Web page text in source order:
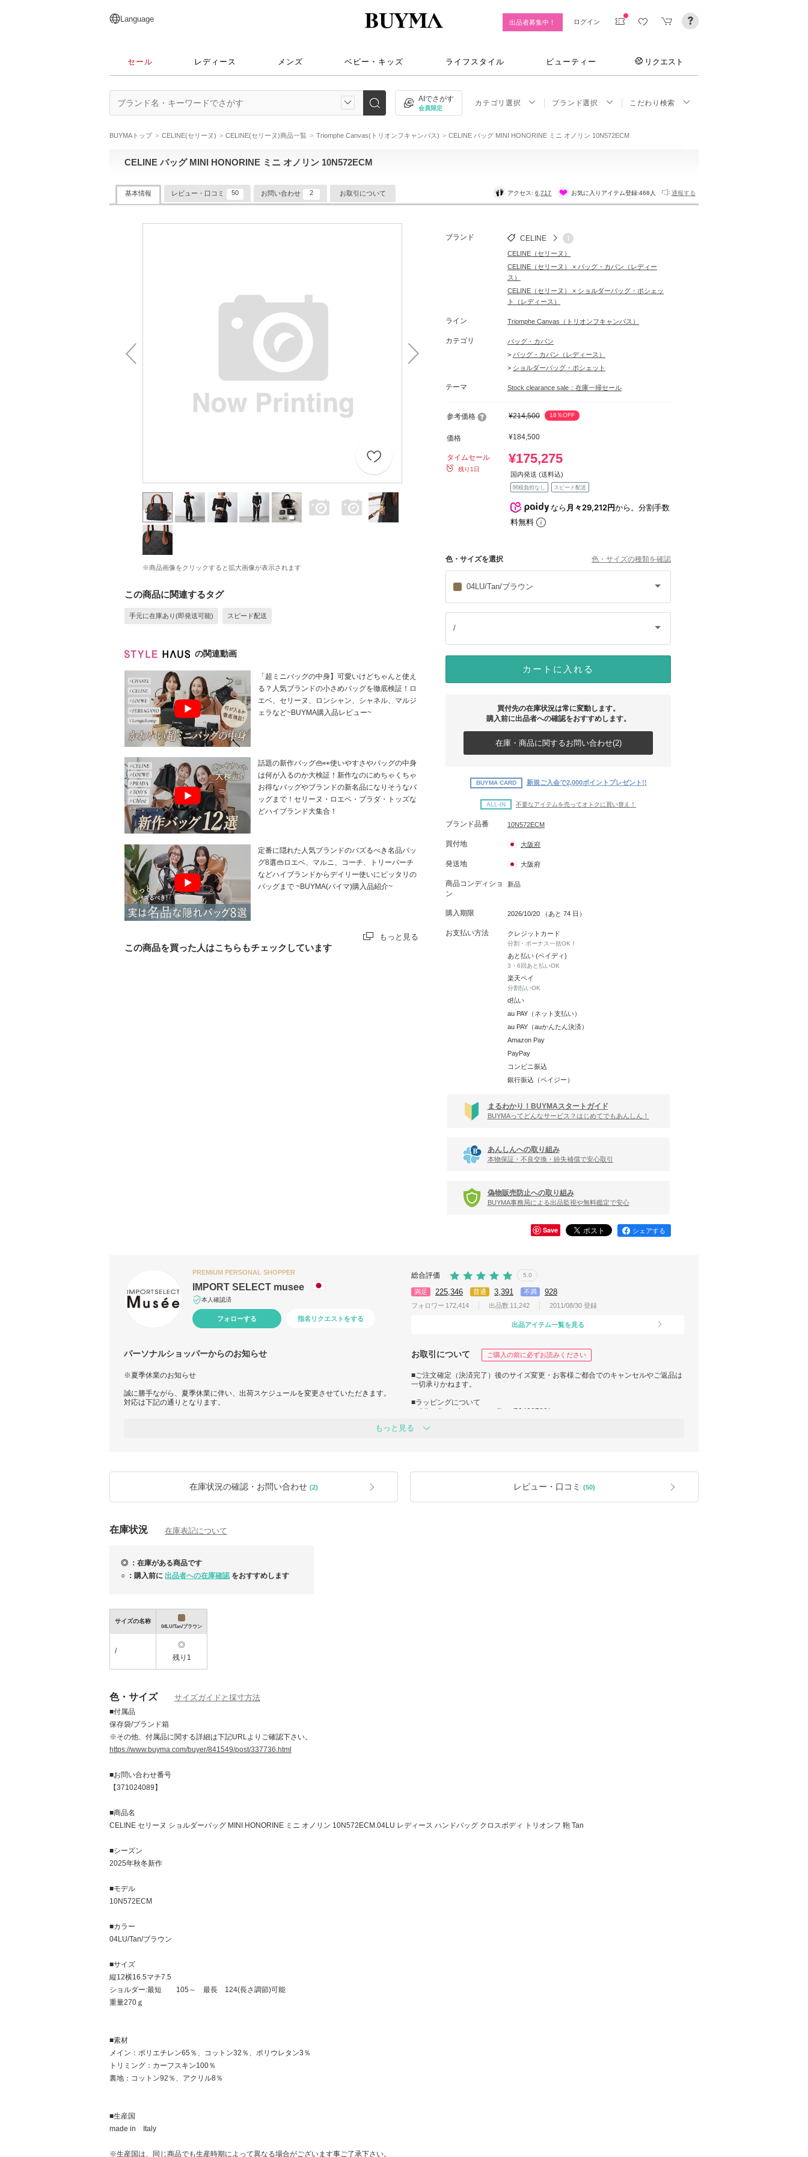
日本語
English
简体中文
繁體中文
Language 出品者募集中！ ログイン
セール レディース メンズ ベビー・キッズ ライフスタイル ビューティー リクエスト
AIでさがす
会員限定
カテゴリ選択 ブランド選択 こだわり検索
BUYMAトップ CELINE(セリーヌ) CELINE(セリーヌ)商品一覧 Triomphe Canvas(トリオンフキャンバス) CELINE バッグ MINI HONORINE ミニ オノリン 10N572ECM
CELINE バッグ MINI HONORINE ミニ オノリン 10N572ECM
基本情報 レビュー・口コミ 50 お問い合わせ 2 お取引について アクセス:6,717 お気に入りアイテム登録:468人 通報する
※商品画像をクリックすると拡大画像が表示されます
この商品に関連するタグ
手元に在庫あり(即発送可能) スピード配送
の関連動画
「超ミニバッグの中身】可愛いけどちゃんと使え
る？人気ブランドの小さめバッグを徹底検証！ロ
エベ、セリーヌ、ロンシャン、シャネル、マルジ
ェラなど~BUYMA購入品レビュー~
話題の新作バッグ👜👀使いやすさやバッグの中身
は何が入るのか大検証！新作なのにめちゃくちゃ
お得なバッグやブランドの新名品になりそうなバ
ッグまで！セリーヌ・ロエベ・プラダ・トッズな
どハイブランド大集合！
定番に隠れた人気ブランドのバズるべき名品バッ
グ8選👜ロエベ、マルニ、コーチ、トリーバーチ
などハイブランドからデイリー使いにピッタリの
バッグまで ~BUYMA(バイマ)購入品紹介~
もっと見る
この商品を買った人はこちらもチェックしています
ブランド CELINE i
CELINE（セリーヌ）
CELINE（セリーヌ） × バッグ・カバン（レディー
ス）
CELINE（セリーヌ） × ショルダーバッグ・ポシェッ
ト（レディース）
ライン Triomphe Canvas（トリオンフキャンバス）
カテゴリ
バッグ・カバン
> バッグ・カバン（レディース）
> ショルダーバッグ・ポシェット
テーマ Stock clearance sale：在庫一掃セール
参考価格 ¥214,500 18％OFF
価格 ¥184,500
タイムセール
残り1日
¥175,275
国内発送 (送料込)
関税負担なし スピード配送
なら月々29,212円から。分割手数
料無料
色・サイズを選択 色・サイズの種類を確認
04LU/Tan/ブラウン
/
カートに入れる
買付先の在庫状況は常に変動します。
購入前に出品者への確認をおすすめします。
在庫・商品に関するお問い合わせ(2)
BUYMA CARD 新規ご入会で2,000ポイントプレゼント!!
ALL-IN 不要なアイテムを売ってオトクに買い替え！
ブランド品番 10N572ECM
買付地 大阪府
発送地 大阪府
商品コンディショ
ン
新品
購入期限 2026/10/20 （あと 74 日）
お支払い方法 クレジットカード
分割・ボーナス一括OK！
あと払い (ペイディ)
3・6回あと払いOK
楽天ペイ
分割払いOK
d払い
au PAY（ネット支払い）
au PAY（auかんたん決済）
Amazon Pay
PayPay
コンビニ振込
銀行振込（ペイジー）
まるわかり！BUYMAスタートガイド
BUYMAってどんなサービス？はじめてでもあんしん！
あんしんへの取り組み
本物保証・不良交換・紛失補償で安心取引
偽物販売防止への取り組み
BUYMA事務局による出品監視や無料鑑定で安心
Save シェアする
PREMIUM PERSONAL SHOPPER
IMPORT SELECT musee
本人確認済
フォローする 指名リクエストをする
総合評価 5.0
満足 225,346 普通 3,391 不満 928
フォロワー 172,414 出品数 11,242 2011/08/30 登録
出品アイテム一覧を見る
パーソナルショッパーからのお知らせ お取引について ご購入の前に必ずお読みください
※夏季休業のお知らせ
誠に勝手ながら、夏季休業に伴い、出荷スケジュールを変更させていただきます。
対応は下記の通りとなります。
・営業日 8/10(月)、12(水) ※営業日の対応時間は【 10:00～17:00 】でございま
ご注文確定日時順に、準備ができ次第、順次最短着にてご対応をさせていただきま
■BUYMA総合売り上げ【第1位】■関税、送料負担一切なし■
→https://www.buyma.com/buyer/841549/post/337736.html
買付済の商品のみを販売しており手元に在庫がございます。
ご注文確定後にお客様用の在庫確保を行いますので、ご希望のお品物をご注文くだ
あらかじめご了承ください。
■ご注文確定（決済完了）後のサイズ変更・お客様ご都合でのキャンセルやご返品は
一切承りかねます。
■ラッピングについて
https://www.buyma.com/item/50428780/
■返品・交換について
イントは未使用の状態に自動的に返還されます。
有効期限以降の欠品によるキャンセルやお客様ご都合のキャンセルについて、ポイ
ントの返還や延長はされません。
ゴールデンウィーク アイテム特集
もっと見る
在庫状況の確認・お問い合わせ (2) レビュー・口コミ (50)
在庫状況 在庫表記について
◎ ：在庫がある商品です
○ ：購入前に 出品者への在庫確認 をおすすめします
サイズの名称
04LU/Tan/ブラウン
/
◎
残り1
色・サイズ サイズガイドと採寸方法
■付属品
保存袋/ブランド箱
※その他、付属品に関する詳細は下記URLよりご確認下さい。
https://www.buyma.com/buyer/841549/post/337736.html
■お問い合わせ番号
【371024089】
■商品名
CELINE セリーヌ ショルダーバッグ MINI HONORINE ミニ オノリン 10N572ECM.04LU レディース ハンドバッグ クロスボディ トリオンフ 鞄 Tan
■シーズン
2025年秋冬新作
■モデル
10N572ECM
■カラー
04LU/Tan/ブラウン
■サイズ
縦12横16.5マチ7.5
ショルダー:最短 105～ 最長 124(長さ調節)可能
重量270ｇ
■素材
メイン：ポリエチレン65％、コットン32％、ポリウレタン3％
トリミング：カーフスキン100％
裏地：コットン92％、アクリル8％
■生産国
made in Italy
※生産国は、同じ商品でも生産時期によって異なる場合がございます事ご了承下さい。